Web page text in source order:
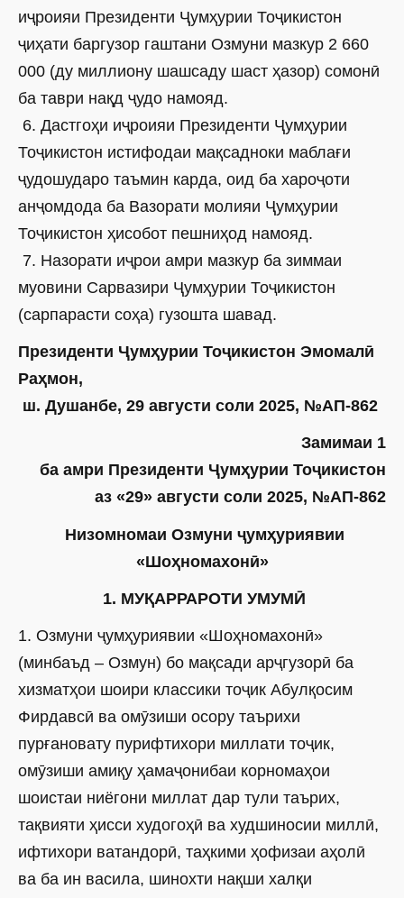
иҷроияи Президенти Ҷумҳурии Тоҷикистон
ҷиҳати баргузор гаштани Озмуни мазкур 2 660
000 (ду миллиону шашсаду шаст ҳазор) сомонӣ
ба таври нақд ҷудо намояд.
6. Дастгоҳи иҷроияи Президенти Ҷумҳурии
Тоҷикистон истифодаи мақсадноки маблағи
ҷудошударо таъмин карда, оид ба хароҷоти
анҷомдода ба Вазорати молияи Ҷумҳурии
Тоҷикистон ҳисобот пешниҳод намояд.
7. Назорати иҷрои амри мазкур ба зиммаи
муовини Сарвазири Ҷумҳурии Тоҷикистон
(сарпарасти соҳа) гузошта шавад.
Президенти Ҷумҳурии Тоҷикистон Эмомалӣ
Раҳмон,
ш. Душанбе, 29 августи соли 2025, №АП-862
Замимаи 1
ба амри Президенти Ҷумҳурии Тоҷикистон
аз «29» августи соли 2025, №АП-862
Низомномаи Озмуни ҷумҳуриявии
«Шоҳномахонӣ»
1. МУҚАРРАРОТИ УМУМӢ
1. Озмуни ҷумҳуриявии «Шоҳномахонӣ»
(минбаъд – Озмун) бо мақсади арҷгузорӣ ба
хизматҳои шоири классики тоҷик Абулқосим
Фирдавсӣ ва омӯзиши осору таърихи
пурғановату пурифтихори миллати тоҷик,
омӯзиши амиқу ҳамаҷонибаи корномаҳои
шоистаи ниёгони миллат дар тули таърих,
тақвияти ҳисси худогоҳӣ ва худшиносии миллӣ,
ифтихори ватандорӣ, таҳкими ҳофизаи аҳолӣ
ва ба ин васила, шинохти нақши халқи